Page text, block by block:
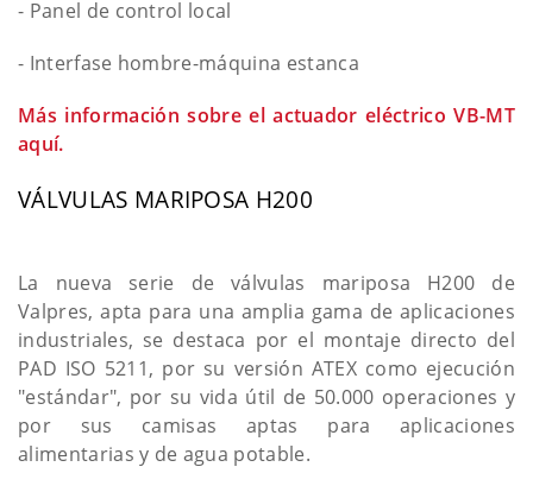
- Panel de control local
- Interfase hombre-máquina estanca
Más información sobre el actuador eléctrico VB-MT
aquí.
VÁLVULAS MARIPOSA H200
La nueva serie de válvulas mariposa H200 de
Valpres, apta para una amplia gama de aplicaciones
industriales, se destaca por el montaje directo del
PAD ISO 5211, por su versión ATEX como ejecución
"estándar", por su vida útil de 50.000 operaciones y
por sus camisas aptas para aplicaciones
alimentarias y de agua potable.